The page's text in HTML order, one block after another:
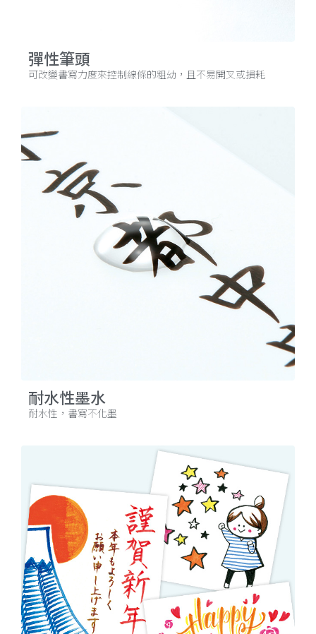
彈性筆頭
可改變書寫力度來控制線條的粗幼，且不易開叉或損耗
耐水性墨水
耐水性，書寫不化墨